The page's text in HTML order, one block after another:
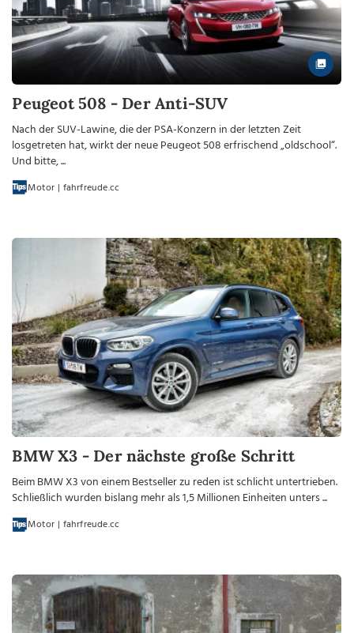
Peugeot 508 - Der Anti-SUV
Nach der SUV-Lawine, die der PSA-Konzern in der letzten Zeit
losgetreten hat, wirkt der neue Peugeot 508 erfrischend „oldschool“.
Und bitte, ...
Motor | fahrfreude.cc
BMW X3 - Der nächste große Schritt
Beim BMW X3 von einem Bestseller zu reden ist schlicht untertrieben.
Schließlich wurden bislang mehr als 1,5 Millionen Einheiten unters ...
Motor | fahrfreude.cc